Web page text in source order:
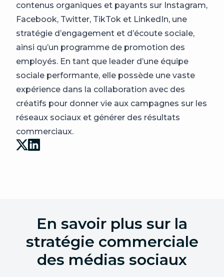
contenus organiques et payants sur Instagram,
Facebook, Twitter, TikTok et LinkedIn, une
stratégie d’engagement et d’écoute sociale,
ainsi qu’un programme de promotion des
employés. En tant que leader d’une équipe
sociale performante, elle possède une vaste
expérience dans la collaboration avec des
créatifs pour donner vie aux campagnes sur les
réseaux sociaux et générer des résultats
commerciaux.
En savoir plus sur la
stratégie commerciale
des médias sociaux